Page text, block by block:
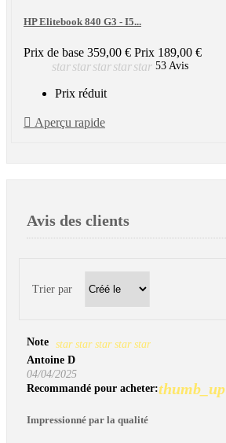
HP Elitebook 840 G3 - I5...
Prix de base 359,00 € Prix 189,00 €
starstarstarstarstar 53 Avis
Prix réduit
 Aperçu rapide
Avis des clients
Trier par
Note star star star star star
Antoine D
04/04/2025
Recommandé pour acheter:thumb_up
Impressionné par la qualité